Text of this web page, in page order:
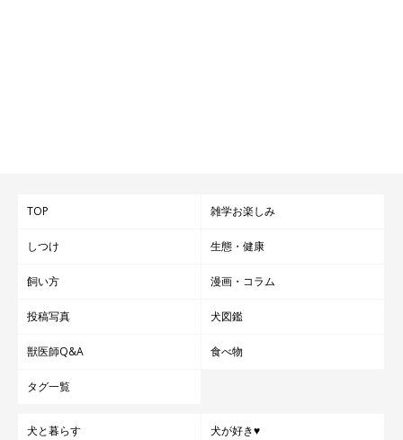
TOP 雑学お楽しみ
しつけ 生態・健康
飼い方 漫画・コラム
投稿写真 犬図鑑
獣医師Q&A 食べ物
タグ一覧
犬と暮らす 犬が好き♥